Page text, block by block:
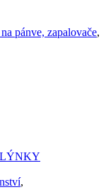
pánve, zapalovače,
,